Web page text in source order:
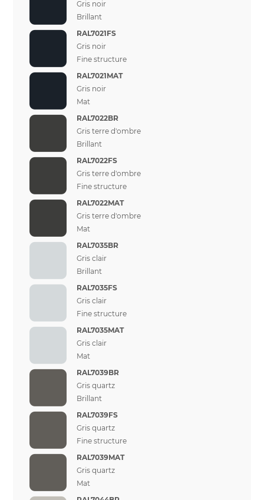
Gris noir
Brillant
RAL7021FS
Gris noir
Fine structure
RAL7021MAT
Gris noir
Mat
RAL7022BR
Gris terre d'ombre
Brillant
RAL7022FS
Gris terre d'ombre
Fine structure
RAL7022MAT
Gris terre d'ombre
Mat
RAL7035BR
Gris clair
Brillant
RAL7035FS
Gris clair
Fine structure
RAL7035MAT
Gris clair
Mat
RAL7039BR
Gris quartz
Brillant
RAL7039FS
Gris quartz
Fine structure
RAL7039MAT
Gris quartz
Mat